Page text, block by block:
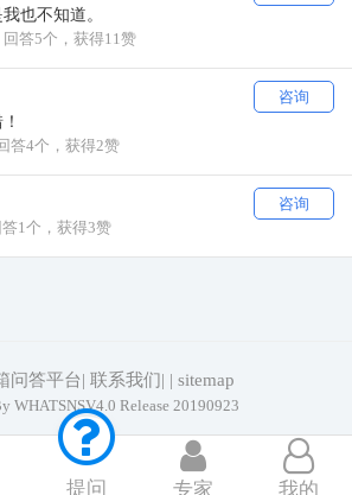
也不知道。
答5个，获得11赞
咨询
答4个，获得2赞
咨询
1个，获得3赞
问答平台| 联系我们 | | sitemap
WHATSNSV4.0 Release 20190923
提问 专家 我的